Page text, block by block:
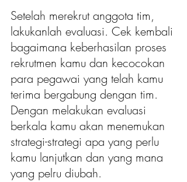
Setelah merekrut anggota tim,
lakukanlah evaluasi. Cek kembali
bagaimana keberhasilan proses
rekrutmen kamu dan kecocokan
para pegawai yang telah kamu
terima bergabung dengan tim.
Dengan melakukan evaluasi
berkala kamu akan menemukan
strategi-strategi apa yang perlu
kamu lanjutkan dan yang mana
yang pelru diubah.